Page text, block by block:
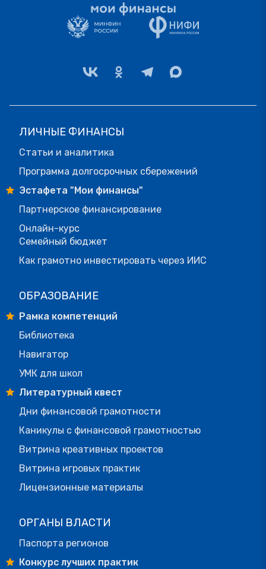
ЛИЧНЫЕ ФИНАНСЫ
Статьи и аналитика
Программа долгосрочных сбережений
Эстафета "Мои финансы"
Партнерское финансирование
Онлайн-курс
Семейный бюджет
Как грамотно инвестировать через ИИС
ОБРАЗОВАНИЕ
Рамка компетенций
Библиотека
Навигатор
УМК для школ
Литературный квест
Дни финансовой грамотности
Каникулы с финансовой грамотностью
Витрина креативных проектов
Витрина игровых практик
Лицензионные материалы
ОРГАНЫ ВЛАСТИ
Паспорта регионов
Конкурс лучших практик